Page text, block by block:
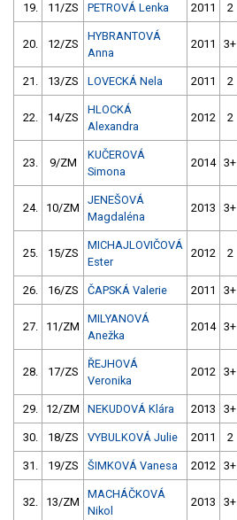
19. 11/ZS PETROVÁ Lenka 2011 2
20. 12/ZS
HYBRANTOVÁ
Anna
2011 3+
21. 13/ZS LOVECKÁ Nela 2011 2
22. 14/ZS
HLOCKÁ
Alexandra
2012 2
23. 9/ZM
KUČEROVÁ
Simona
2014 3+
24. 10/ZM
JENEŠOVÁ
Magdaléna
2013 3+
25. 15/ZS
MICHAJLOVIČOVÁ
Ester
2012 2
26. 16/ZS ČAPSKÁ Valerie 2011 3+
27. 11/ZM
MILYANOVÁ
Anežka
2014 3+
28. 17/ZS
ŘEJHOVÁ
Veronika
2012 3+
29. 12/ZM NEKUDOVÁ Klára 2013 3+
30. 18/ZS VYBULKOVÁ Julie 2011 2
31. 19/ZS ŠIMKOVÁ Vanesa 2012 3+
32. 13/ZM
MACHÁČKOVÁ
Nikol
2013 3+